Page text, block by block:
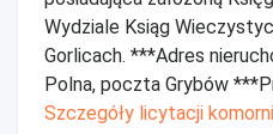
Wydziale Ksiąg
Gorlicach. ***Adres
Polna, poczta Grybów
Szczegóły licytacji